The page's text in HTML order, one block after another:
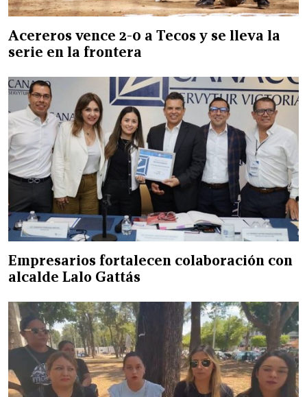
Acereros vence 2-0 a Tecos y se lleva la
serie en la frontera
Empresarios fortalecen colaboración con
alcalde Lalo Gattás